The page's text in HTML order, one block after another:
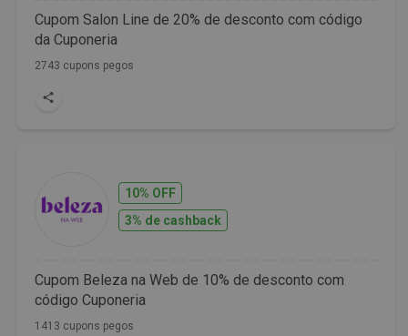
Cupom Salon Line de 20% de desconto com código
da Cuponeria
2743 cupons pegos
10% OFF
3% de cashback
Cupom Beleza na Web de 10% de desconto com
código Cuponeria
1413 cupons pegos